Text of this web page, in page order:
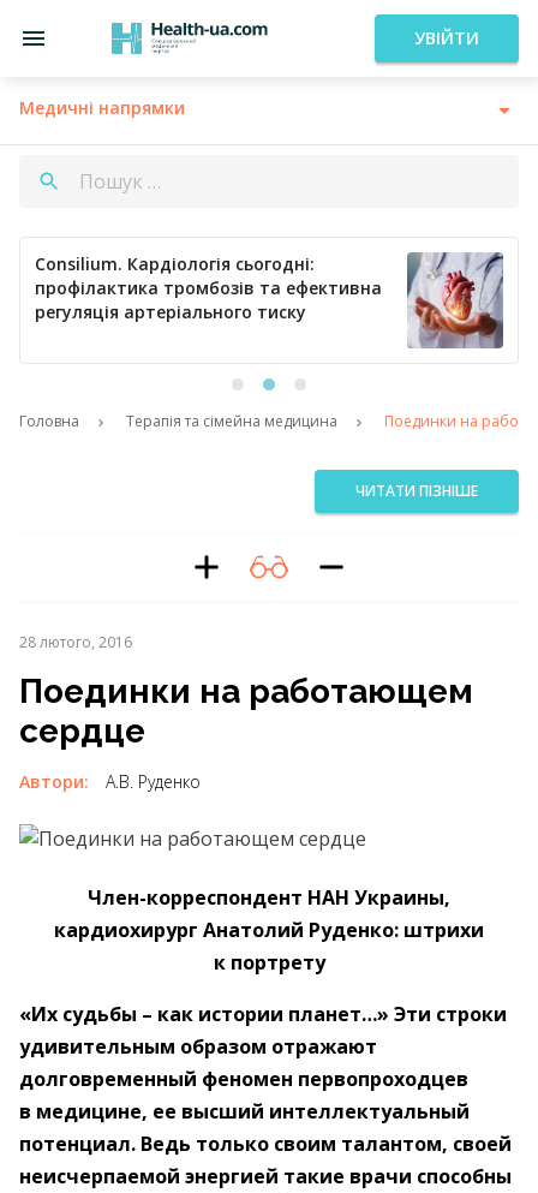
УВІЙТИ
Медичні напрямки
Consilium. Кардіологія сьогодні:
профілактика тромбозів та ефективна
регуляція артеріального тиску
Головна Терапія та сімейна медицина Поединки на
ЧИТАТИ ПІЗНІШЕ
28 лютого, 2016
Поединки на работающем
сердце
Автори: А.В. Руденко
Член-корреспондент НАН Украины,
кардиохирург Анатолий Руденко: штрихи
к портрету
«Их судьбы – как истории планет…» Эти строки
удивительным образом отражают
долговременный феномен первопроходцев
в медицине, ее высший интеллектуальный
потенциал. Ведь только своим талантом, своей
неисчерпаемой энергией такие врачи способны